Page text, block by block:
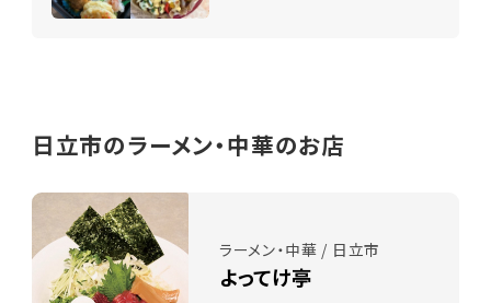
日立市のラーメン・中華のお店
ラーメン・中華 / 日立市
よってけ亭